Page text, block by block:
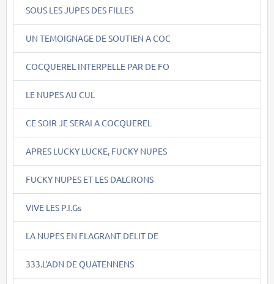
SOUS LES JUPES DES FILLES
UN TEMOIGNAGE DE SOUTIEN A COC
COCQUEREL INTERPELLE PAR DE FO
LE NUPES AU CUL
CE SOIR JE SERAI A COCQUEREL
APRES LUCKY LUCKE, FUCKY NUPES
FUCKY NUPES ET LES DALCRONS
VIVE LES P.I.Gs
LA NUPES EN FLAGRANT DELIT DE
333.L'ADN DE QUATENNENS